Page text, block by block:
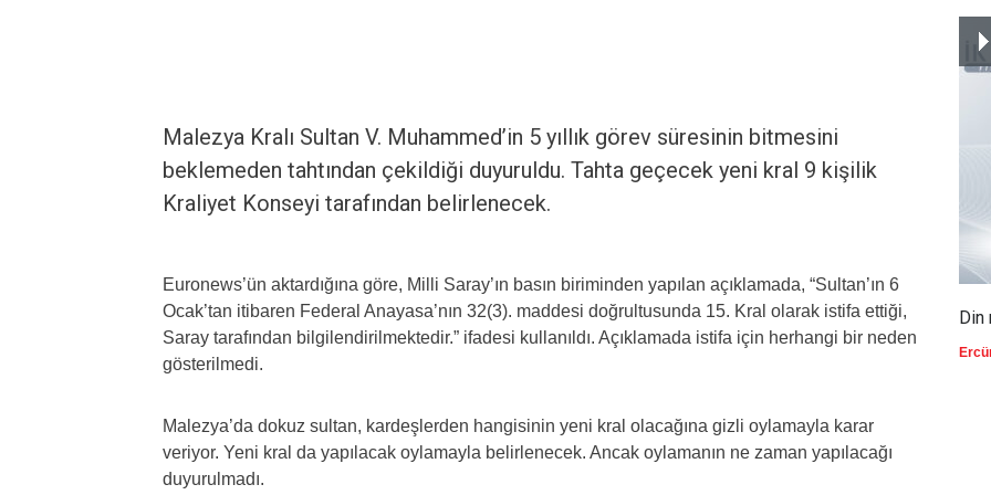
Malezya Kralı Sultan V. Muhammed’in 5 yıllık görev süresinin bitmesini
beklemeden tahtından çekildiği duyuruldu. Tahta geçecek yeni kral 9 kişilik
Kraliyet Konseyi tarafından belirlenecek.
Euronews’ün aktardığına göre, Milli Saray’ın basın biriminden yapılan açıklamada, “Sultan’ın 6
Ocak’tan itibaren Federal Anayasa’nın 32(3). maddesi doğrultusunda 15. Kral olarak istifa ettiği,
Saray tarafından bilgilendirilmektedir.” ifadesi kullanıldı. Açıklamada istifa için herhangi bir neden
gösterilmedi.
Malezya’da dokuz sultan, kardeşlerden hangisinin yeni kral olacağına gizli oylamayla karar
veriyor. Yeni kral da yapılacak oylamayla belirlenecek. Ancak oylamanın ne zaman yapılacağı
duyurulmadı.
Din